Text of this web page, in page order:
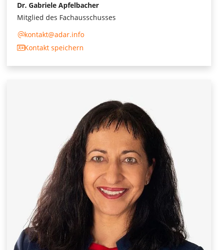
Dr. Gabriele Apfelbacher
Mitglied des Fachausschusses
kontakt@adar.info
Kontakt speichern